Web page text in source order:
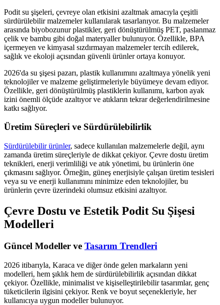
Podit su şişeleri, çevreye olan etkisini azaltmak amacıyla çeşitli
sürdürülebilir malzemeler kullanılarak tasarlanıyor. Bu malzemeler
arasında biyobozunur plastikler, geri dönüştürülmüş PET, paslanmaz
çelik ve bambu gibi doğal materyaller bulunuyor. Özellikle, BPA
içermeyen ve kimyasal sızdırmayan malzemeler tercih edilerek,
sağlık ve ekoloji açısından güvenli ürünler ortaya konuyor.
2026'da su şişesi pazarı, plastik kullanımını azaltmaya yönelik yeni
teknolojiler ve malzeme geliştirmeleriyle büyümeye devam ediyor.
Özellikle, geri dönüştürülmüş plastiklerin kullanımı, karbon ayak
izini önemli ölçüde azaltıyor ve atıkların tekrar değerlendirilmesine
katkı sağlıyor.
Üretim Süreçleri ve Sürdürülebilirlik
Sürdürülebilir ürünler, sadece kullanılan malzemelerle değil, aynı
zamanda üretim süreçleriyle de dikkat çekiyor. Çevre dostu üretim
teknikleri, enerji verimliliği ve atık yönetimi, bu ürünlerin öne
çıkmasını sağlıyor. Örneğin, güneş enerjisiyle çalışan üretim tesisleri
veya su ve enerji kullanımını minimize eden teknolojiler, bu
ürünlerin çevre üzerindeki olumsuz etkisini azaltıyor.
Çevre Dostu ve Estetik Podit Su Şişesi
Modelleri
Güncel Modeller ve Tasarım Trendleri
2026 itibarıyla, Karaca ve diğer önde gelen markaların yeni
modelleri, hem şıklık hem de sürdürülebilirlik açısından dikkat
çekiyor. Özellikle, minimalist ve kişiselleştirilebilir tasarımlar, genç
tüketicilerin ilgisini çekiyor. Renk ve boyut seçenekleriyle, her
kullanıcıya uygun modeller bulunuyor.